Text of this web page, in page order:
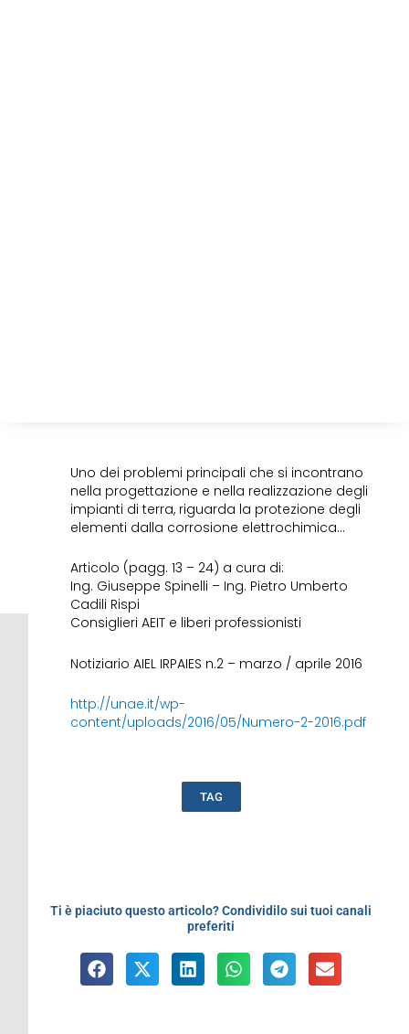
Uno dei problemi principali che si incontrano
nella progettazione e nella realizzazione degli
impianti di terra, riguarda la protezione degli
elementi dalla corrosione elettrochimica…
Articolo (pagg. 13 – 24) a cura di:
Ing. Giuseppe Spinelli – Ing. Pietro Umberto
Cadili Rispi
Consiglieri AEIT e liberi professionisti
Notiziario AIEL IRPAIES n.2 – marzo / aprile 2016
http://unae.it/wp-
content/uploads/2016/05/Numero-2-2016.pdf
TAG
Ti è piaciuto questo articolo? Condividilo sui tuoi canali
preferiti